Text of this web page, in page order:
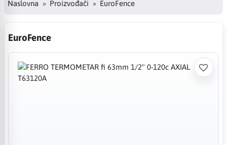
Naslovna Proizvođači EuroFence
EuroFence